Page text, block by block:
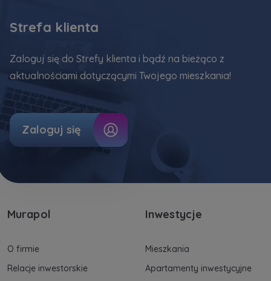
Murapol
O firmie
Relacje inwestorskie
Inwestycje
Mieszkania
Apartamenty inwestycyjne
Strefa klienta
Zaloguj się do Strefy klienta i bądź na bieżąco z
aktualnościami dotyczącymi Twojego mieszkania!
Zaloguj się